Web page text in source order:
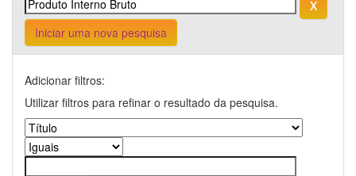
Iniciar uma nova pesquisa
Adicionar filtros:
Utilizar filtros para refinar o resultado da pesquisa.